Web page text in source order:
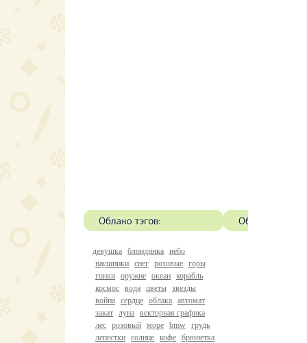
девушка блондинка небо
наушники снег розовые горы
гонки оружие океан корабль
космос вода цветы звезды
война сердце облака автомат
закат луна векторная графика
лес розовый море bmw грудь
лепестки солнце кофе брюнетка